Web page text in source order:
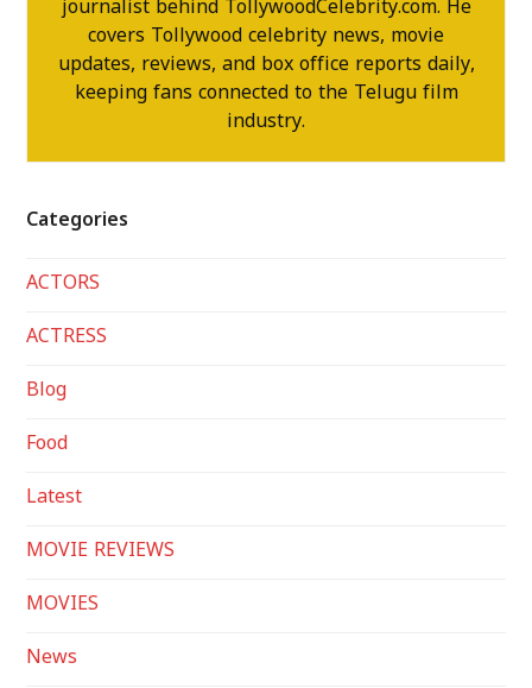
journalist behind TollywoodCelebrity.com. He
covers Tollywood celebrity news, movie
updates, reviews, and box office reports daily,
keeping fans connected to the Telugu film
industry.
Categories
ACTORS
ACTRESS
Blog
Food
Latest
MOVIE REVIEWS
MOVIES
News